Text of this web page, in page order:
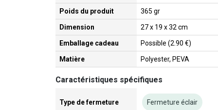
Poids du produit 365 gr
Dimension 27 x 19 x 32 cm
Emballage cadeau Possible (2.90 €)
Matière Polyester, PEVA
Caractéristiques spécifiques
Type de fermeture Fermeture éclair